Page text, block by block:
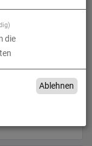
die
Ablehnen